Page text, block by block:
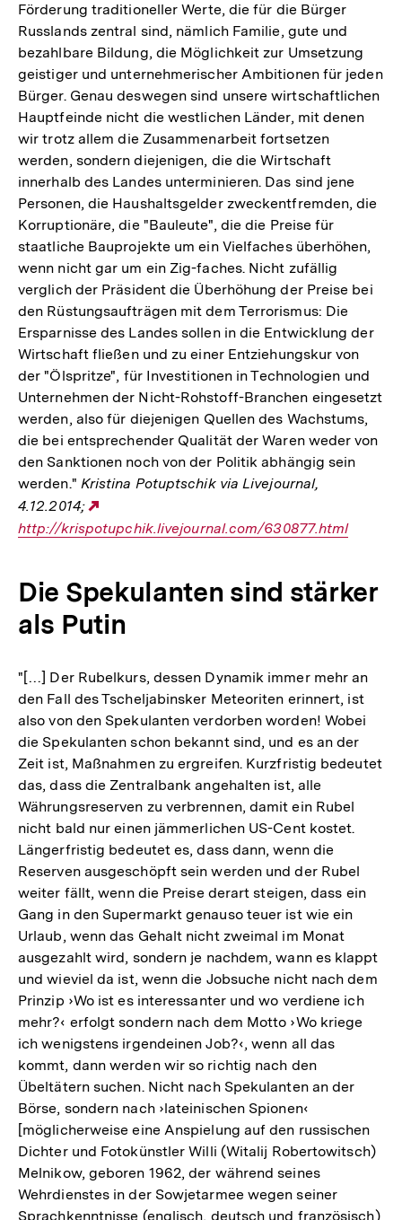
Förderung traditioneller Werte, die für die Bürger
Russlands zentral sind, nämlich Familie, gute und
bezahlbare Bildung, die Möglichkeit zur Umsetzung
geistiger und unternehmerischer Ambitionen für jeden
Bürger. Genau deswegen sind unsere wirtschaftlichen
Hauptfeinde nicht die westlichen Länder, mit denen
wir trotz allem die Zusammenarbeit fortsetzen
werden, sondern diejenigen, die die Wirtschaft
innerhalb des Landes unterminieren. Das sind jene
Personen, die Haushaltsgelder zweckentfremden, die
Korruptionäre, die "Bauleute", die die Preise für
staatliche Bauprojekte um ein Vielfaches überhöhen,
wenn nicht gar um ein Zig-faches. Nicht zufällig
verglich der Präsident die Überhöhung der Preise bei
den Rüstungsaufträgen mit dem Terrorismus: Die
Ersparnisse des Landes sollen in die Entwicklung der
Wirtschaft fließen und zu einer Entziehungskur von
der "Ölspritze", für Investitionen in Technologien und
Unternehmen der Nicht-Rohstoff-Branchen eingesetzt
werden, also für diejenigen Quellen des Wachstums,
die bei entsprechender Qualität der Waren weder von
den Sanktionen noch von der Politik abhängig sein
werden." Kristina Potuptschik via Livejournal,
4.12.2014;
Link:
http://krispotupchik.livejournal.com/630877.html
Die Spekulanten sind stärker
als Putin
"[…] Der Rubelkurs, dessen Dynamik immer mehr an
den Fall des Tscheljabinsker Meteoriten erinnert, ist
also von den Spekulanten verdorben worden! Wobei
die Spekulanten schon bekannt sind, und es an der
Zeit ist, Maßnahmen zu ergreifen. Kurzfristig bedeutet
das, dass die Zentralbank angehalten ist, alle
Währungsreserven zu verbrennen, damit ein Rubel
nicht bald nur einen jämmerlichen US-Cent kostet.
Längerfristig bedeutet es, dass dann, wenn die
Reserven ausgeschöpft sein werden und der Rubel
weiter fällt, wenn die Preise derart steigen, dass ein
Gang in den Supermarkt genauso teuer ist wie ein
Urlaub, wenn das Gehalt nicht zweimal im Monat
ausgezahlt wird, sondern je nachdem, wann es klappt
und wieviel da ist, wenn die Jobsuche nicht nach dem
Prinzip ›Wo ist es interessanter und wo verdiene ich
mehr?‹ erfolgt sondern nach dem Motto ›Wo kriege
ich wenigstens irgendeinen Job?‹, wenn all das
kommt, dann werden wir so richtig nach den
Übeltätern suchen. Nicht nach Spekulanten an der
Börse, sondern nach ›lateinischen Spionen‹
[möglicherweise eine Anspielung auf den russischen
Dichter und Fotokünstler Willi (Witalij Robertowitsch)
Melnikow, geboren 1962, der während seines
Wehrdienstes in der Sowjetarmee wegen seiner
Sprachkenntnisse (englisch, deutsch und französisch)